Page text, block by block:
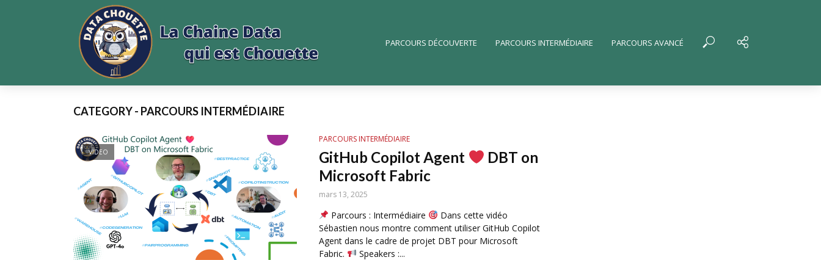
PARCOURS DÉCOUVERTE PARCOURS INTERMÉDIAIRE PARCOURS AVANCÉ
CATEGORY - PARCOURS INTERMÉDIAIRE
VIDEO
PARCOURS INTERMÉDIAIRE
GitHub Copilot Agent
DBT on
Microsoft Fabric
mars 13, 2025
Parcours : Intermédiaire
Dans cette vidéo
Sébastien nous montre comment utiliser GitHub Copilot
Agent dans le cadre de projet DBT pour Microsoft
Fabric.
Speakers :...